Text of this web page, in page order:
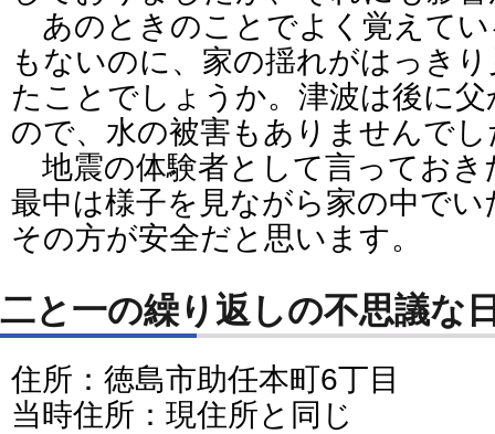
あのときのことでよく覚えて
もないのに、家の揺れがはっき
たことでしょうか。津波は後に
ので、水の被害もありませんでし
地震の体験者として言っておき
最中は様子を見ながら家の中で
その方が安全だと思います。
二と一の繰り返しの不思議な
住所：徳島市助任本町6丁目
当時住所：現住所と同じ